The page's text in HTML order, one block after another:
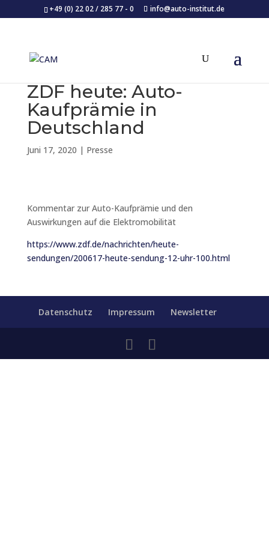
+49 (0) 22 02 / 285 77 - 0 info@auto-institut.de
ZDF heute: Auto-
Kaufprämie in
Deutschland
Juni 17, 2020 | Presse
Kommentar zur Auto-Kaufprämie und den
Auswirkungen auf die Elektromobilität
https://www.zdf.de/nachrichten/heute-
sendungen/200617-heute-sendung-12-uhr-100.html
Datenschutz Impressum Newsletter